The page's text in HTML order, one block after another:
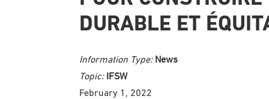
DURABLE ET
Information Type: News
Topic: IFSW
February 1, 2022